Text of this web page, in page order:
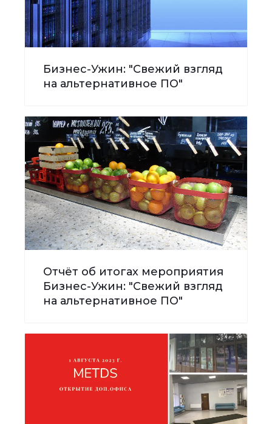
Бизнес-Ужин: "Свежий взгляд
на альтернативное ПО"
Отчёт об итогах мероприятия
Бизнес-Ужин: "Свежий взгляд
на альтернативное ПО"